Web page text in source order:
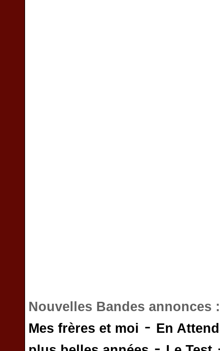
Nouvelles Bandes annonces
Mes frères et moi - En